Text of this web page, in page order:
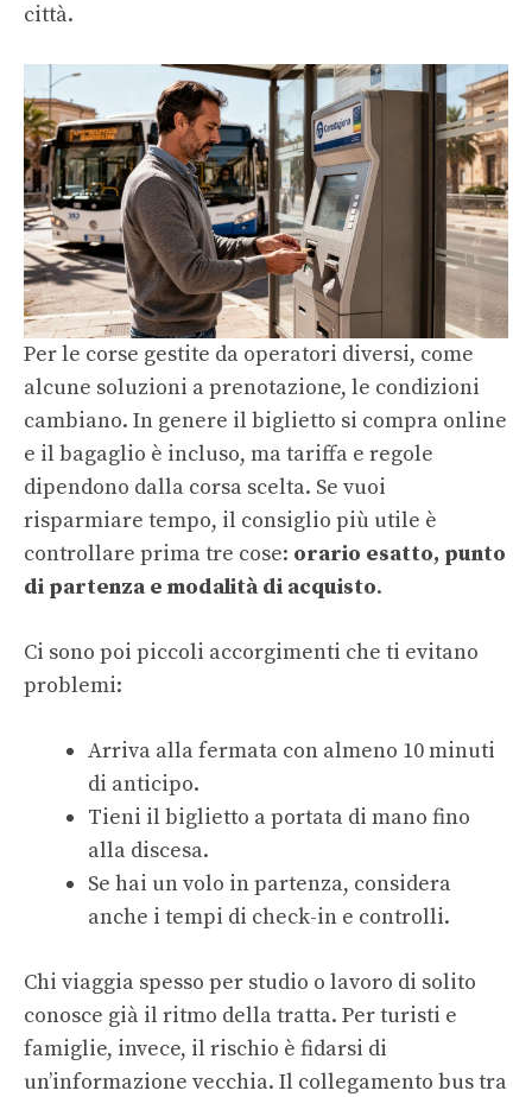
città.
Per le corse gestite da operatori diversi, come
alcune soluzioni a prenotazione, le condizioni
cambiano. In genere il biglietto si compra online
e il bagaglio è incluso, ma tariffa e regole
dipendono dalla corsa scelta. Se vuoi
risparmiare tempo, il consiglio più utile è
controllare prima tre cose: orario esatto, punto
di partenza e modalità di acquisto.
Ci sono poi piccoli accorgimenti che ti evitano
problemi:
Arriva alla fermata con almeno 10 minuti
di anticipo.
Tieni il biglietto a portata di mano fino
alla discesa.
Se hai un volo in partenza, considera
anche i tempi di check-in e controlli.
Chi viaggia spesso per studio o lavoro di solito
conosce già il ritmo della tratta. Per turisti e
famiglie, invece, il rischio è fidarsi di
un’informazione vecchia. Il collegamento bus tra